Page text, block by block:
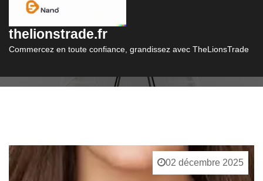
thelionstrade.fr
Commercez en toute confiance, grandissez avec TheLionsTrade
02 décembre 2025